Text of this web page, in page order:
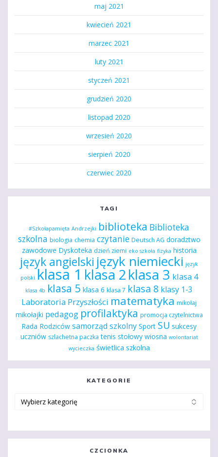
maj 2021
kwiecień 2021
marzec 2021
luty 2021
styczeń 2021
grudzień 2020
listopad 2020
wrzesień 2020
sierpień 2020
czerwiec 2020
TAGI
#Szkołapamięta Andrzejki biblioteka Biblioteka
szkolna biologia chemia czytanie Deutsch AG doradztwo
zawodowe Dyskoteka dzień ziemi eko szkoła fizyka historia
język angielski język niemiecki język
polski klasa 1 klasa 2klasa 3 klasa 4
klasa 4b klasa 5 klasa 6 klasa 7 klasa 8 klasy 1-3
Laboratoria Przyszłości matematyka mikołaj
mikołajki pedagog profilaktyka promocja czytelnictwa
Rada Rodziców samorząd szkolny Sport SU sukcesy
uczniów szlachetna paczka tenis stołowy wiosna wolontariat
wycieczka świetlica szkolna
KATEGORIE
CZCIONKA